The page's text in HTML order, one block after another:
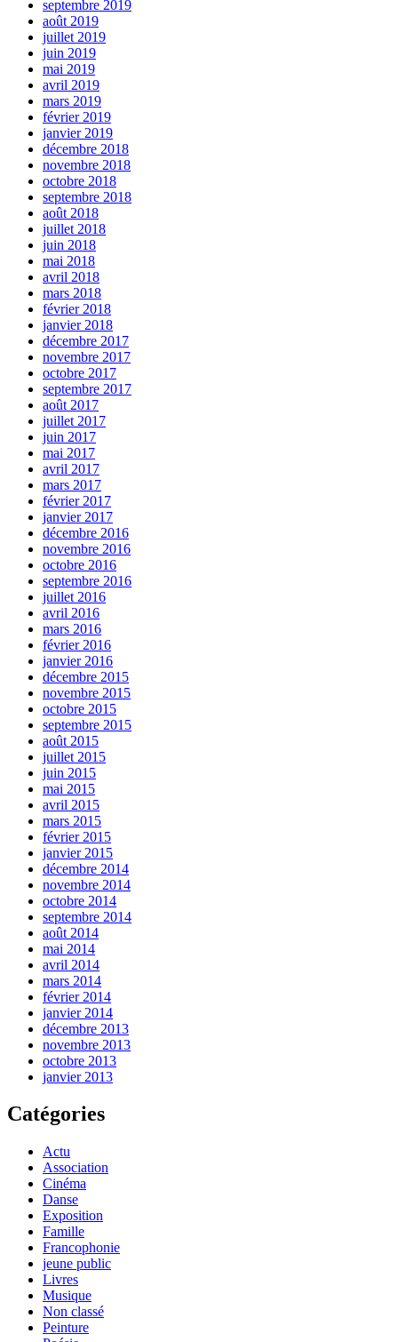
septembre 2019
août 2019
juillet 2019
juin 2019
mai 2019
avril 2019
mars 2019
février 2019
janvier 2019
décembre 2018
novembre 2018
octobre 2018
septembre 2018
août 2018
juillet 2018
juin 2018
mai 2018
avril 2018
mars 2018
février 2018
janvier 2018
décembre 2017
novembre 2017
octobre 2017
septembre 2017
août 2017
juillet 2017
juin 2017
mai 2017
avril 2017
mars 2017
février 2017
janvier 2017
décembre 2016
novembre 2016
octobre 2016
septembre 2016
juillet 2016
avril 2016
mars 2016
février 2016
janvier 2016
décembre 2015
novembre 2015
octobre 2015
septembre 2015
août 2015
juillet 2015
juin 2015
mai 2015
avril 2015
mars 2015
février 2015
janvier 2015
décembre 2014
novembre 2014
octobre 2014
septembre 2014
août 2014
mai 2014
avril 2014
mars 2014
février 2014
janvier 2014
décembre 2013
novembre 2013
octobre 2013
janvier 2013
Catégories
Actu
Association
Cinéma
Danse
Exposition
Famille
Francophonie
jeune public
Livres
Musique
Non classé
Peinture